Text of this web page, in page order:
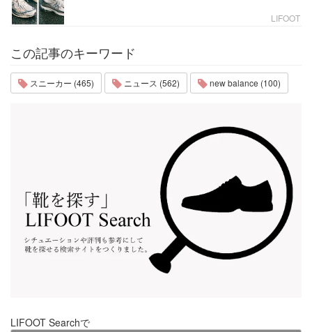
LIFOOT
この記事のキーワード
スニーカー (465) ニュース (562) new balance (100)
LIFOOT Searchで